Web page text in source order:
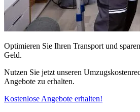
Optimieren Sie Ihren Transport und
Geld.
Nutzen Sie jetzt unseren
Angebote zu erhalten.
Kostenlose Angebote erhalten!